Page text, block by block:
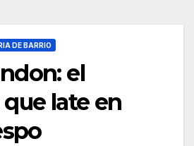
DE BARRIO
el
late en